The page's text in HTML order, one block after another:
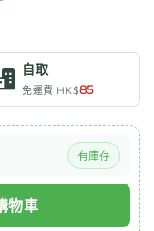
自取
免運費 HK$85
有庫存
(10片) 數量
物車